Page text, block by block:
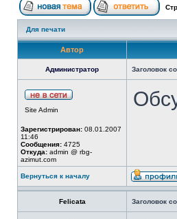
Для печати
Автор
Администратор Заголовок
Site Admin
Зарегистрирован: 08.01.2007
11:46
Сообщения: 4725
Откуда: admin @ rbg-
azimut.com
Вернуться к началу
Felicata Заголовок